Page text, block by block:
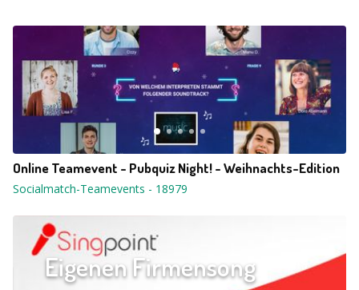
Online Teamevent - Pubquiz Night! - Weihnachts-Edition
Socialmatch-Teamevents - 18979
Eigenen Firmensong